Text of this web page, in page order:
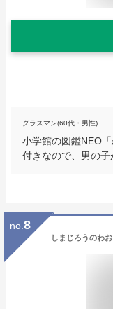
グラスマン(60代・男性)
小学館の図鑑NEO
付きなので、男の子
no. 8